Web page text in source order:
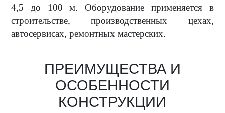
4,5 до 100 м. Оборудование применяется в
строительстве, производственных цехах,
автосервисах, ремонтных мастерских.
ПРЕИМУЩЕСТВА И
ОСОБЕННОСТИ
КОНСТРУКЦИИ